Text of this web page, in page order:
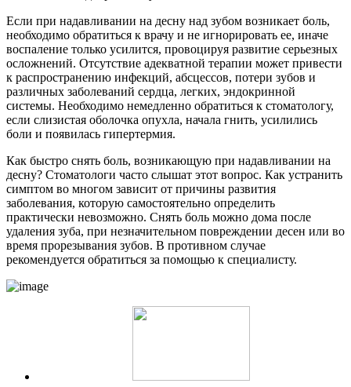
Если при надавливании на десну над зубом возникает боль,
необходимо обратиться к врачу и не игнорировать ее, иначе
воспаление только усилится, провоцируя развитие серьезных
осложнений. Отсутствие адекватной терапии может привести
к распространению инфекций, абсцессов, потери зубов и
различных заболеваний сердца, легких, эндокринной
системы. Необходимо немедленно обратиться к стоматологу,
если слизистая оболочка опухла, начала гнить, усилились
боли и появилась гипертермия.
Как быстро снять боль, возникающую при надавливании на
десну? Стоматологи часто слышат этот вопрос. Как устранить
симптом во многом зависит от причины развития
заболевания, которую самостоятельно определить
практически невозможно. Снять боль можно дома после
удаления зуба, при незначительном повреждении десен или во
время прорезывания зубов. В противном случае
рекомендуется обратиться за помощью к специалисту.